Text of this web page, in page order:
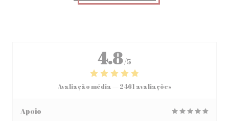
4.8/5
Avaliação média —2461 avaliações
Apoio